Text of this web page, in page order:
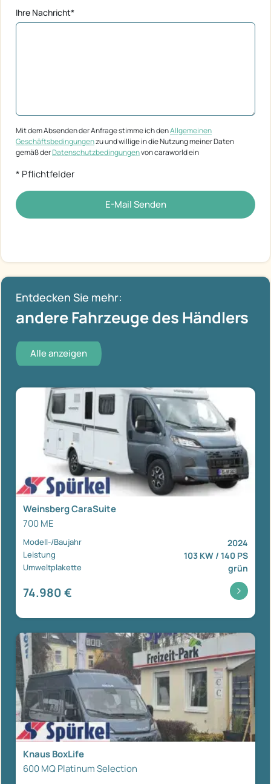
Ihre Nachricht*
Mit dem Absenden der Anfrage stimme ich denAllgemeinen
Geschäftsbedingungenzu und willige in die Nutzung meiner Daten
gemäß derDatenschutzbedingungenvon caraworld ein
* Pflichtfelder
E-Mail Senden
Entdecken Sie mehr:
andere Fahrzeuge des Händlers
Alle anzeigen
Weinsberg CaraSuite
700 ME
Modell-/Baujahr 2024
Leistung 103 KW / 140 PS
Umweltplakette grün
74.980 €
Knaus BoxLife
600 MQ Platinum Selection